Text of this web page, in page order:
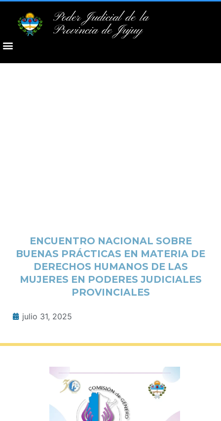
Poder Judicial de la
Provincia de Jujuy
ENCUENTRO NACIONAL SOBRE
BUENAS PRÁCTICAS EN MATERIA DE
DERECHOS HUMANOS DE LAS
MUJERES EN PODERES JUDICIALES
PROVINCIALES
julio 31, 2025